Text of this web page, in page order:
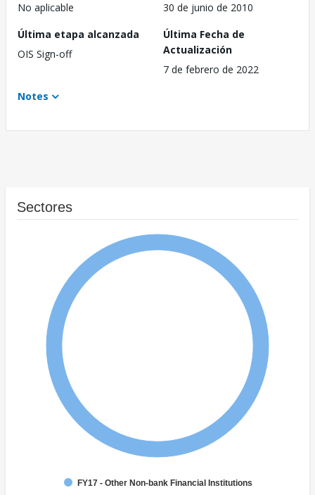
No aplicable
30 de junio de 2010
Última etapa alcanzada
OIS Sign-off
Última Fecha de
Actualización
7 de febrero de 2022
Notes
Sectores
FY17 - Other Non-bank Financial Institutions